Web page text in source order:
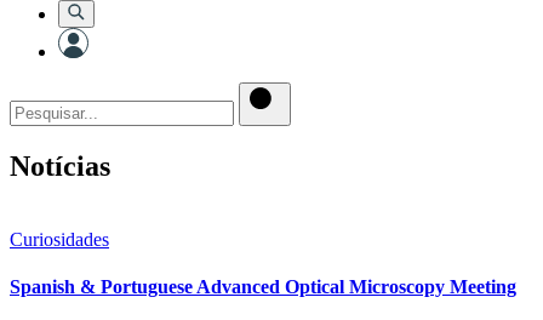
Notícias
Curiosidades
Spanish & Portuguese Advanced Optical Microscopy Meeting